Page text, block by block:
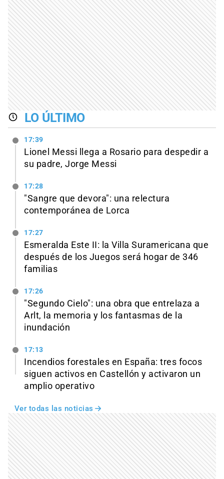
LO ÚLTIMO
17:39
Lionel Messi llega a Rosario para despedir a
su padre, Jorge Messi
17:28
"Sangre que devora": una relectura
contemporánea de Lorca
17:27
Esmeralda Este II: la Villa Suramericana que
después de los Juegos será hogar de 346
familias
17:26
"Segundo Cielo": una obra que entrelaza a
Arlt, la memoria y los fantasmas de la
inundación
17:13
Incendios forestales en España: tres focos
siguen activos en Castellón y activaron un
amplio operativo
Ver todas las noticias